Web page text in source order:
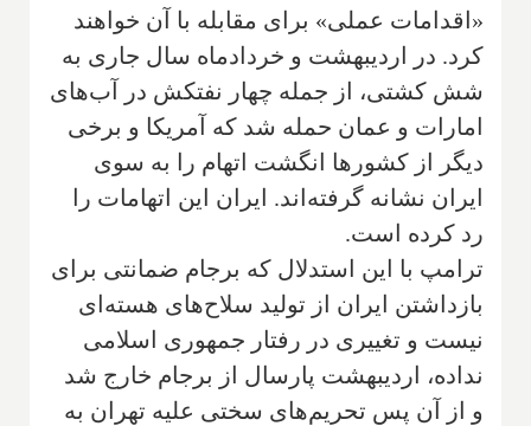
«اقدامات عملی» برای مقابله با آن خواهند
کرد. در اردیبهشت و خردادماه سال جاری به
شش کشتی، از جمله چهار نفتکش در آب‌های
امارات و عمان حمله شد که آمریکا و برخی
دیگر از کشورها انگشت اتهام را به سوی
ایران نشانه گرفته‌اند. ایران این اتهامات را
رد کرده است.
ترامپ با این استدلال که برجام ضمانتی برای
بازداشتن ایران از تولید سلاح‌های هسته‌ای
نیست و تغییری در رفتار جمهوری اسلامی
نداده، اردیبهشت پارسال از برجام خارج شد
و از آن پس تحریم‌های سختی علیه تهران به